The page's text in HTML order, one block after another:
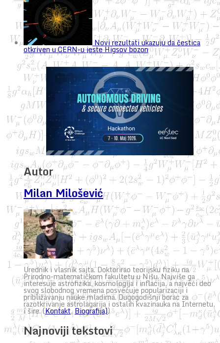
Novi rezultati ukazuju da čestica
otkriven u CERN-u jeste Higsov bozon
Autor
Milan Milošević
Urednik i vlasnik sajta. Doktorirao teorijsku fiziku na
Prirodno-matematičkom fakultetu u Nišu. Najviše ga
interesuje astrofizika, kosmologija i inflacija, a najveći deo
svog slobodnog vremena posvećuje popularizaciji i
približavanju nauke mladima. Dugogodišnji borac za
razotkrivanje astrolagarija i ostalih kvazinauka na Internetu,
i šire. (Kontakt,Biografija))
Najnoviji tekstovi